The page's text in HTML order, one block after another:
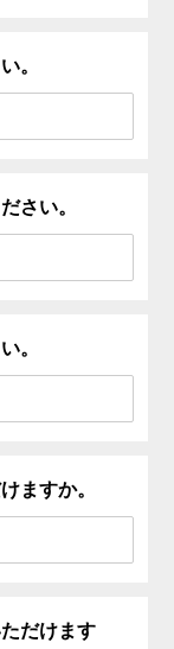
。
さい。
。
ますか。
だけます